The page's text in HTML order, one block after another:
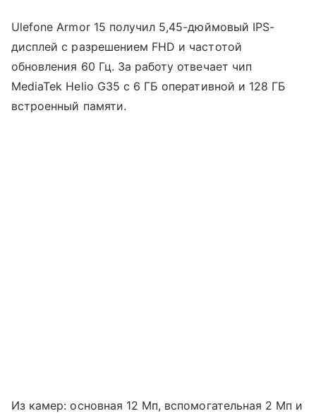
Ulefone Armor 15 получил 5,45-дюймовый IPS-
дисплей с разрешением FHD и частотой
обновления 60 Гц. За работу отвечает чип
MediaTek Helio G35 с 6 ГБ оперативной и 128 ГБ
встроенный памяти.
Из камер: основная 12 Мп, вспомогательная 2 Мп и